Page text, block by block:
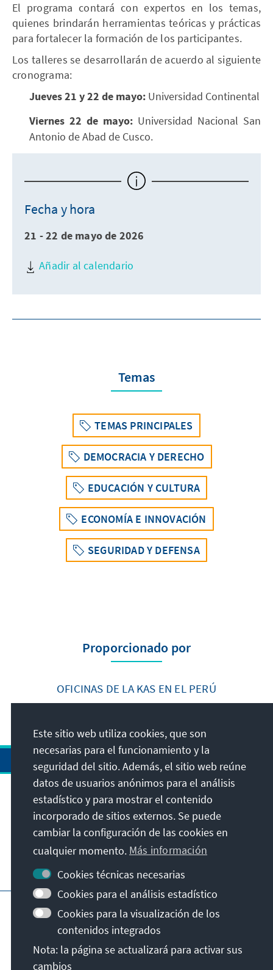
El programa contará con expertos en los temas,
quienes brindarán herramientas teóricas y prácticas
para fortalecer la formación de los participantes.
Los talleres se desarrollarán de acuerdo al siguiente
cronograma:
Jueves 21 y 22 de mayo: Universidad Continental
Viernes 22 de mayo: Universidad Nacional San
Antonio de Abad de Cusco.
Fecha y hora
21 - 22 de mayo de 2026
Añadir al calendario
Temas
TEMAS PRINCIPALES
DEMOCRACIA Y DERECHO
EDUCACIÓN Y CULTURA
ECONOMÍA E INNOVACIÓN
SEGURIDAD Y DEFENSA
Proporcionado por
OFICINAS DE LA KAS EN EL PERÚ
Dirección
Contacto
Visita también
Página principal de la KAS
Protección de datos
Condiciones de uso
Declaración sobre accesibilidad
Notificar barrera
Este sitio web utiliza cookies, que son
necesarias para el funcionamiento y la
seguridad del sitio. Además, el sitio web reúne
datos de usuarios anónimos para el análisis
estadístico y para mostrar el contenido
incorporado de sitios externos. Se puede
cambiar la configuración de las cookies en
cualquier momento. Más información
Cookies técnicas necesarias
Cookies para el análisis estadístico
Cookies para la visualización de los
contenidos integrados
Nota: la página se actualizará para activar sus
cambios